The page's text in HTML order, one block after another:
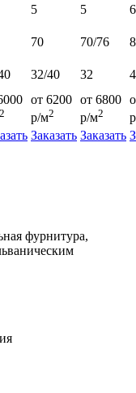
5 5
6
70 70/76
32/40 32
2
от 6200
р/м2
от 6800
р/м2
Заказать Заказать
фурнитура,